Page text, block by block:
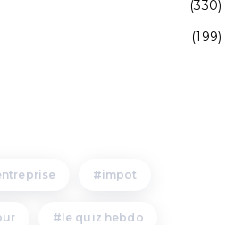
(330)
(199)
impot
le quiz hebdo